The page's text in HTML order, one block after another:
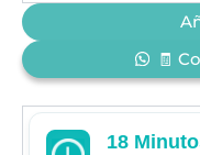
🧾
18